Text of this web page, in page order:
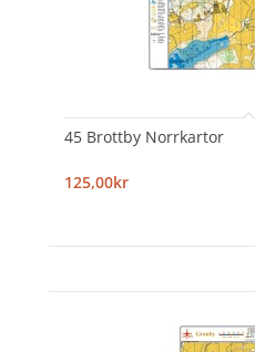
45 Brottby Norrkartor
125,00kr